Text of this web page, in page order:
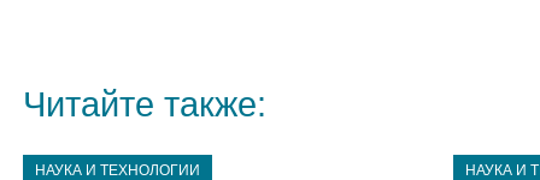
Читайте также:
НАУКА И ТЕХНОЛОГИИ НАУКА И